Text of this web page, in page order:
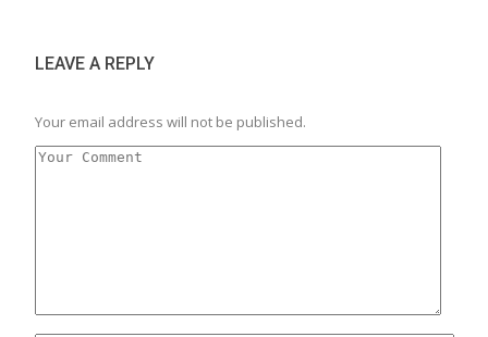
LEAVE A REPLY
Your email address will not be published.